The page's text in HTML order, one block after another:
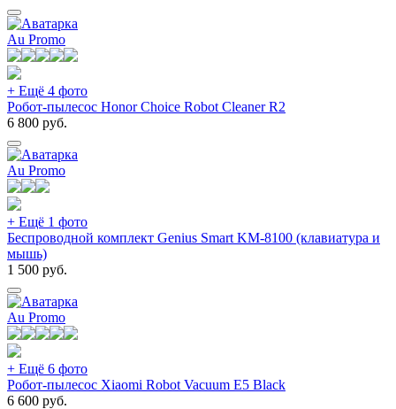
Au Promo
+ Ещё 4 фото
Робот-пылесос Honor Choice Robot Cleaner R2
6 800 руб.
Au Promo
+ Ещё 1 фото
Беспроводной комплект Genius Smart KM-8100 (клавиатура и
мышь)
1 500 руб.
Au Promo
+ Ещё 6 фото
Робот-пылесос Xiaomi Robot Vacuum E5 Black
6 600 руб.